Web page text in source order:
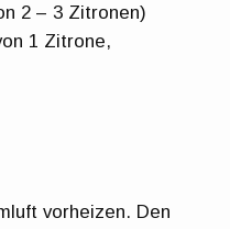
2 – 3 Zitronen)
1 Zitrone,
vorheizen. Den